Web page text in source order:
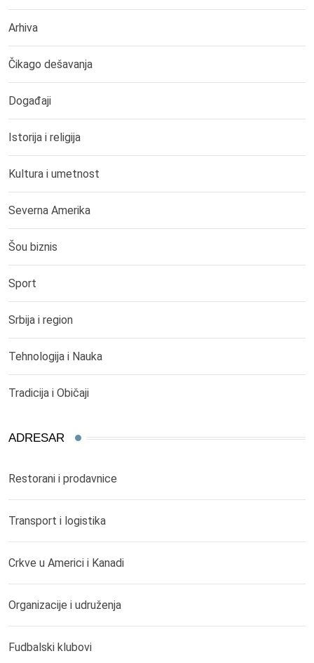
Arhiva
Čikago dešavanja
Događaji
Istorija i religija
Kultura i umetnost
Severna Amerika
Šou biznis
Sport
Srbija i region
Tehnologija i Nauka
Tradicija i Običaji
ADRESAR
Restorani i prodavnice
Transport i logistika
Crkve u Americi i Kanadi
Organizacije i udruženja
Fudbalski klubovi